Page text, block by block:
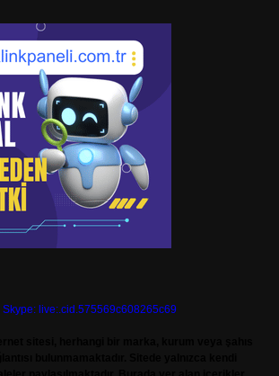
Skype: live:.cid.575569c608265c69